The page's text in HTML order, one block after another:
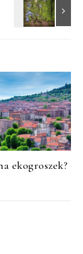
ekogroszek?